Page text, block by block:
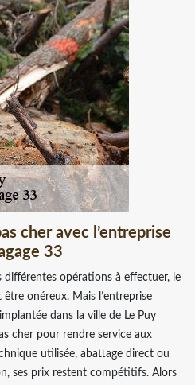
cher avec l’entreprise
33
différentes opérations à effectuer, le
être onéreux. Mais l’entreprise
dans la ville de Le Puy
cher pour rendre service aux
utilisée, abattage direct ou
ses prix restent compétitifs. Alors